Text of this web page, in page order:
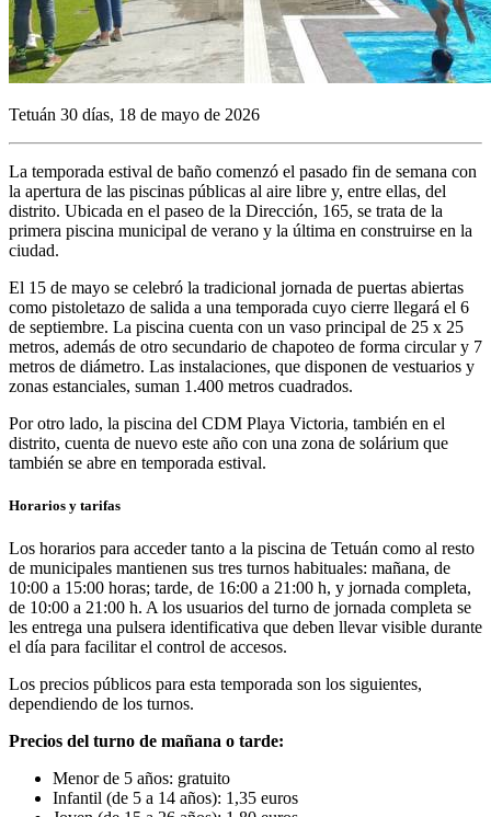
Tetuán 30 días, 18 de mayo de 2026
La temporada estival de baño comenzó el pasado fin de semana con
la apertura de las piscinas públicas al aire libre y, entre ellas, del
distrito. Ubicada en el paseo de la Dirección, 165, se trata de la
primera piscina municipal de verano y la última en construirse en la
ciudad.
El 15 de mayo se celebró la tradicional jornada de puertas abiertas
como pistoletazo de salida a una temporada cuyo cierre llegará el 6
de septiembre. La piscina cuenta con un vaso principal de 25 x 25
metros, además de otro secundario de chapoteo de forma circular y 7
metros de diámetro. Las instalaciones, que disponen de vestuarios y
zonas estanciales, suman 1.400 metros cuadrados.
Por otro lado, la piscina del CDM Playa Victoria, también en el
distrito, cuenta de nuevo este año con una zona de solárium que
también se abre en temporada estival.
Horarios y tarifas
Los horarios para acceder tanto a la piscina de Tetuán como al resto
de municipales mantienen sus tres turnos habituales: mañana, de
10:00 a 15:00 horas; tarde, de 16:00 a 21:00 h, y jornada completa,
de 10:00 a 21:00 h. A los usuarios del turno de jornada completa se
les entrega una pulsera identificativa que deben llevar visible durante
el día para facilitar el control de accesos.
Los precios públicos para esta temporada son los siguientes,
dependiendo de los turnos.
Precios del turno de mañana o tarde:
Menor de 5 años: gratuito
Infantil (de 5 a 14 años): 1,35 euros